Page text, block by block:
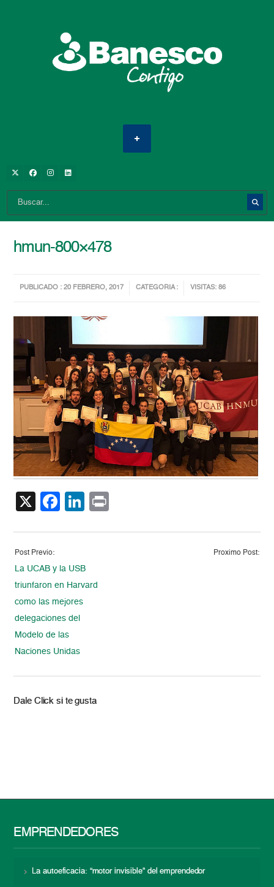
hmun-800×478
PUBLICADO : 20 FEBRERO, 2017 CATEGORIA : VISITAS: 86
X Facebook
LinkedIn
Post Previo:
La UCAB y la USB
triunfaron en Harvard
como las mejores
delegaciones del
Modelo de las
Naciones Unidas
Proximo Post:
Dale Click si te gusta
EMPRENDEDORES
La autoeficacia: “motor invisible” del emprendedor